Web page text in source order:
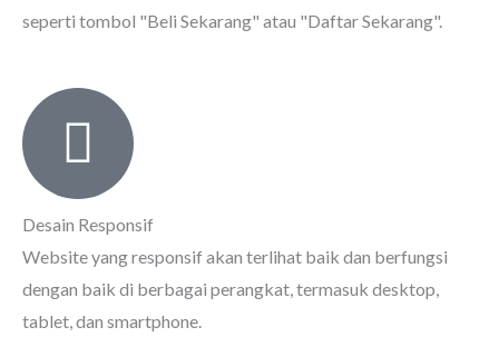
seperti tombol "Beli Sekarang" atau "Daftar Sekarang".
Desain Responsif
Website yang responsif akan terlihat baik dan berfungsi
dengan baik di berbagai perangkat, termasuk desktop,
tablet, dan smartphone.